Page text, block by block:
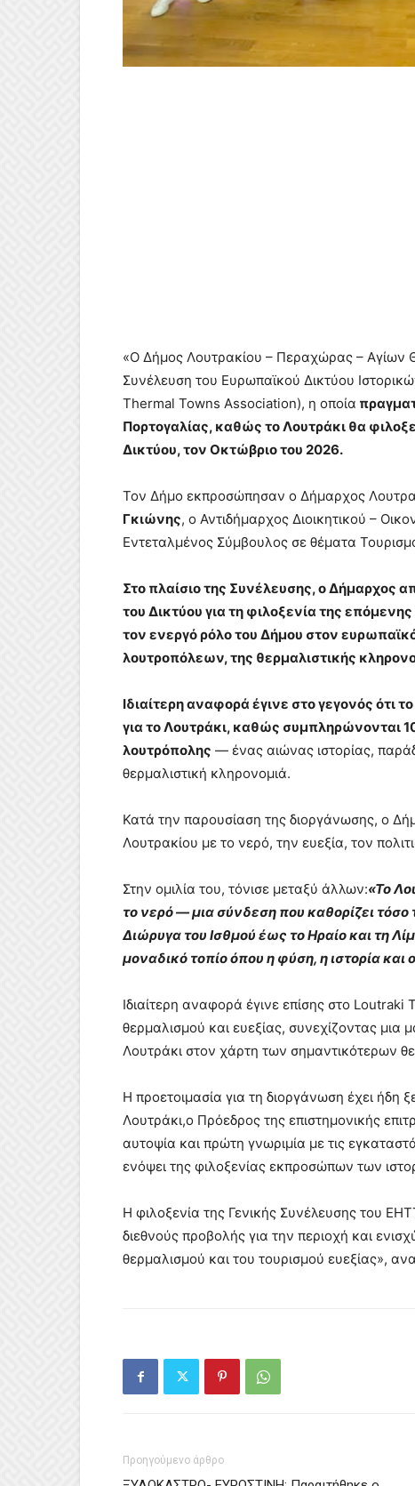
«Ο Δήμος Λουτρακίου – Περαχώρας – Αγίων
Συνέλευση του Ευρωπαϊκού Δικτύου
Thermal Towns Association), η οποία
Πορτογαλίας, καθώς το Λουτράκι θα
Δικτύου, τον Οκτώβριο του 2026.
Τον Δήμο εκπροσώπησαν ο Δήμαρχος
Γκιώνης, ο Αντιδήμαρχος Διοικητικού –
Εντεταλμένος Σύμβουλος σε θέματα
Στο πλαίσιο της Συνέλευσης, ο Δήμαρχος
του Δικτύου για τη φιλοξενία της
τον ενεργό ρόλο του Δήμου στον
λουτροπόλεων, της θερμαλιστικής
Ιδιαίτερη αναφορά έγινε στο γεγονός ότι
για το Λουτράκι, καθώς συμπληρώνονται
λουτρόπολης — ένας αιώνας ιστορίας,
θερμαλιστική κληρονομιά.
Κατά την παρουσίαση της διοργάνωσης, ο
Λουτρακίου με το νερό, την ευεξία, τον
Στην ομιλία του, τόνισε μεταξύ άλλων:«Το
το νερό — μια σύνδεση που καθορίζει τόσο
Διώρυγα του Ισθμού έως το Ηραίο και τη
μοναδικό τοπίο όπου η φύση, η ιστορία
Ιδιαίτερη αναφορά έγινε επίσης στο
θερμαλισμού και ευεξίας, συνεχίζοντας μια
Λουτράκι στον χάρτη των σημαντικότερων
Η προετοιμασία για τη διοργάνωση έχει ήδη
Λουτράκι,ο Πρόεδρος της επιστημονικής
αυτοψία και πρώτη γνωριμία με τις
ενόψει της φιλοξενίας εκπροσώπων των
Η φιλοξενία της Γενικής Συνέλευσης του
διεθνούς προβολής για την περιοχή και
θερμαλισμού και του τουρισμού ευεξίας»,
Προηγούμενο άρθρο